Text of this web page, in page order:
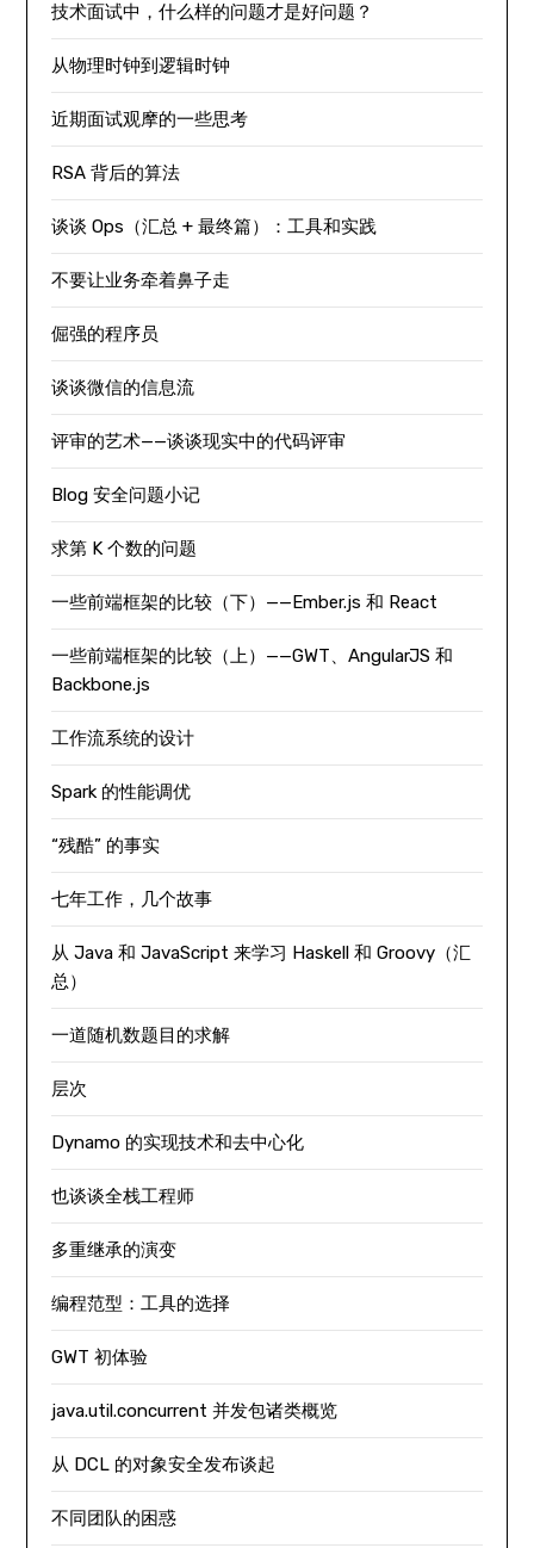
技术面试中，什么样的问题才是好问题？
从物理时钟到逻辑时钟
近期面试观摩的一些思考
RSA 背后的算法
谈谈 Ops（汇总 + 最终篇）：工具和实践
不要让业务牵着鼻子走
倔强的程序员
谈谈微信的信息流
评审的艺术——谈谈现实中的代码评审
Blog 安全问题小记
求第 K 个数的问题
一些前端框架的比较（下）——Ember.js 和 React
一些前端框架的比较（上）——GWT、AngularJS 和
Backbone.js
工作流系统的设计
Spark 的性能调优
“残酷” 的事实
七年工作，几个故事
从 Java 和 JavaScript 来学习 Haskell 和 Groovy（汇
总）
一道随机数题目的求解
层次
Dynamo 的实现技术和去中心化
也谈谈全栈工程师
多重继承的演变
编程范型：工具的选择
GWT 初体验
java.util.concurrent 并发包诸类概览
从 DCL 的对象安全发布谈起
不同团队的困惑